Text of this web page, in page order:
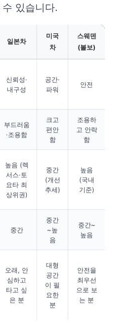
있습니다.
일본차
미국
차
스웨덴
(볼보)
신뢰성·
내구성
공간·
파워
안전
부드러움
·조용함
크고
편안
함
조용하
고 안락
함
높음 (렉
서스·토
요타 최
상위권)
중간
(개선
추세)
높음
(국내
기준)
중간
중간
~높
음
중간~
높음
오래, 안
심하고
타고 싶
은 분
대형
공간
이 필
요한
분
안전을
최우선
으로 보
는 분